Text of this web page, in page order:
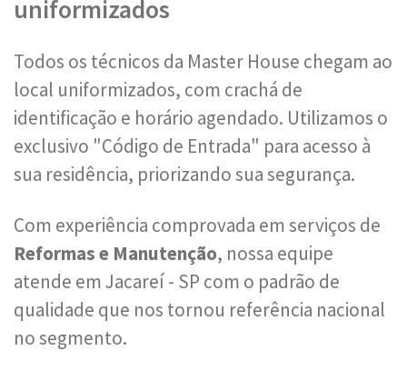
uniformizados
Todos os técnicos da Master House chegam ao
local uniformizados, com crachá de
identificação e horário agendado. Utilizamos o
exclusivo "Código de Entrada" para acesso à
sua residência, priorizando sua segurança.
Com experiência comprovada em serviços de
Reformas e Manutenção, nossa equipe
atende em Jacareí - SP com o padrão de
qualidade que nos tornou referência nacional
no segmento.